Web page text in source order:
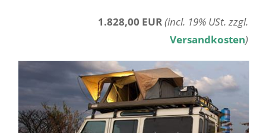
1.828,00 EUR(incl. 19% USt. zzgl.
Versandkosten)